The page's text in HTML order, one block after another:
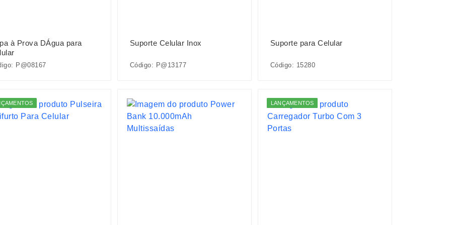
à Prova DÁgua para
P@08167
Suporte Celular Inox
Código: P@13177
Suporte para Celular
Código: 15280
LANÇAMENTOS